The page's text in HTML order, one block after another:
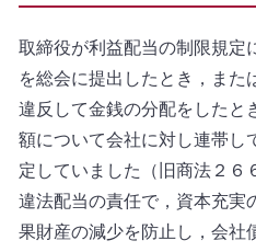
取締役が利益配当の制限規定
を総会に提出したとき，また
違反して金銭の分配をしたと
額について会社に対し連帯し
定していました（旧商法２６
違法配当の責任で，資本充実
果財産の減少を防止し，会社